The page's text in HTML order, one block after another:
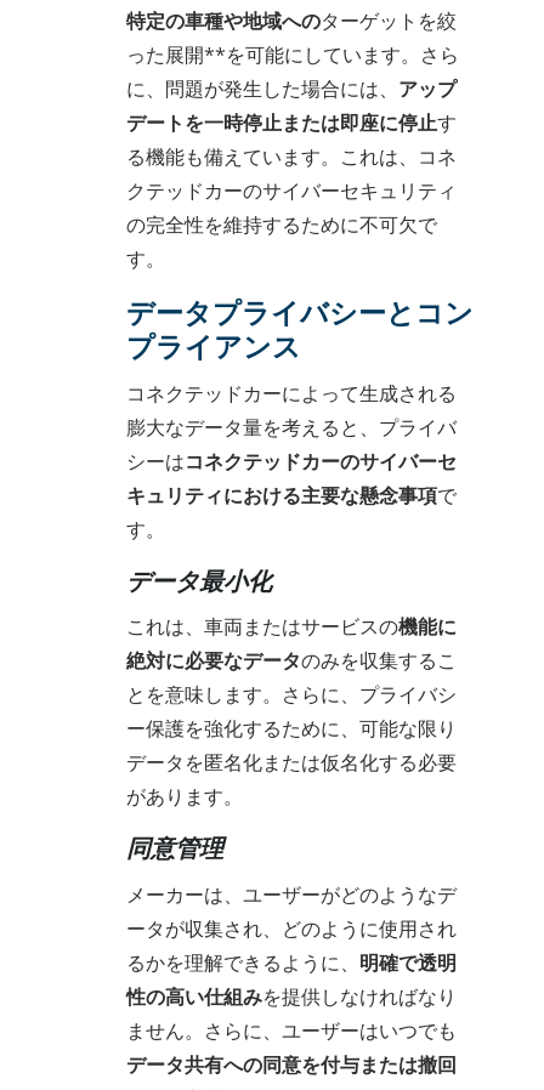
特定の車種や地域へのターゲットを絞
った展開**を可能にしています。さら
に、問題が発生した場合には、 アップ
デートを一時停止または即座に停止す
る機能も備えています。これは、コネ
クテッドカーのサイバーセキュリティ
の完全性を維持するために不可欠で
す。
データプライバシーとコン
プライアンス
コネクテッドカーによって生成される
膨大なデータ量を考えると、プライバ
シーはコネクテッドカーのサイバーセ
キュリティにおける主要な懸念事項で
す。
データ最小化
これは、車両またはサービスの機能に
絶対に必要なデータのみを収集するこ
とを意味します。さらに、プライバシ
ー保護を強化するために、可能な限り
データを匿名化または仮名化する必要
があります。
同意管理
メーカーは、ユーザーがどのようなデ
ータが収集され、どのように使用され
るかを理解できるように、 明確で透明
性の高い仕組みを提供しなければなり
ません。さらに、ユーザーはいつでも
データ共有への同意を付与または撤回